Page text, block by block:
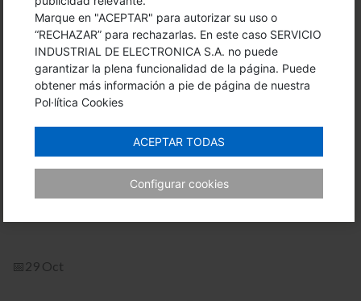
minutos! | SIDE | 🕑15:30h
📅28 Oct
- Monitorización de datos local o remota con Ewon Flexy |
SIDE | 🕑09:30h
-Configuración de una comunicación Wireless punto a punto |
Er-Soft | 🕑14h
- Los protocolos industriales incorporados en Ewon Flexy |
📅29 Oct
Marque en "ACEPTAR" para autorizar su uso o
“RECHAZAR” para rechazarlas. En este caso SERVICIO
INDUSTRIAL DE ELECTRONICA S.A. no puede
garantizar la plena funcionalidad de la página. Puede
obtener más información a pie de página de nuestra
Pol·lítica Cookies
ACEPTAR TODAS
Configurar cookies